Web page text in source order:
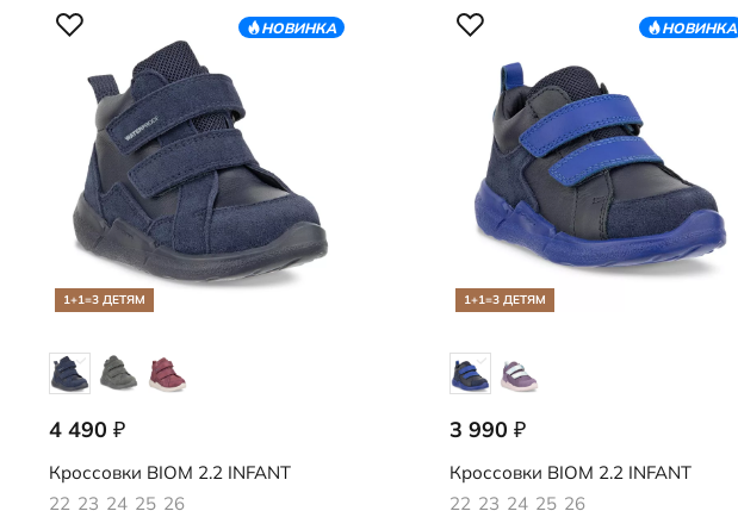
НОВИНКА
1+1=3 ДЕТЯМ
4 490 ₽
710801/51117
Кроссовки BIOM 2.2 INFANT
22 23 24 25 26
НОВИНКА
1+1=3 ДЕТЯМ
3 990 ₽
710781/61783
Кроссовки BIOM 2.2 INFANT
22 23 24 25 26